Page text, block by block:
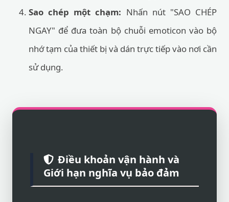
Sao chép một chạm: Nhấn nút "SAO CHÉP
NGAY" để đưa toàn bộ chuỗi emoticon vào bộ
nhớ tạm của thiết bị và dán trực tiếp vào nơi cần
sử dụng.
Điều khoản vận hành và
Giới hạn nghĩa vụ bảo đảm